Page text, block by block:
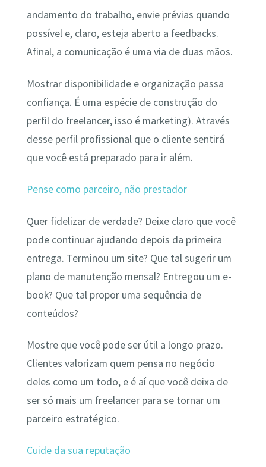
andamento do trabalho, envie prévias quando
possível e, claro, esteja aberto a feedbacks.
Afinal, a comunicação é uma via de duas mãos.
Mostrar disponibilidade e organização passa
confiança. É uma espécie de construção do
perfil do freelancer, isso é marketing). Através
desse perfil profissional que o cliente sentirá
que você está preparado para ir além.
Pense como parceiro, não prestador
Quer fidelizar de verdade? Deixe claro que você
pode continuar ajudando depois da primeira
entrega. Terminou um site? Que tal sugerir um
plano de manutenção mensal? Entregou um e-
book? Que tal propor uma sequência de
conteúdos?
Mostre que você pode ser útil a longo prazo.
Clientes valorizam quem pensa no negócio
deles como um todo, e é aí que você deixa de
ser só mais um freelancer para se tornar um
parceiro estratégico.
Cuide da sua reputação